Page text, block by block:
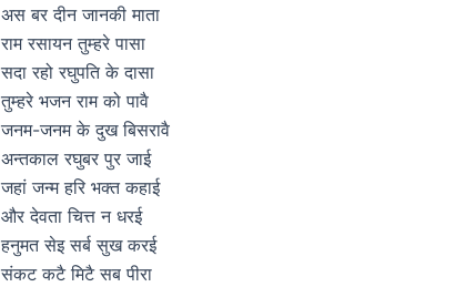
अस बर दीन जानकी माता
राम रसायन तुम्हरे पासा
सदा रहो रघुपति के दासा
तुम्हरे भजन राम को पावै
जनम-जनम के दुख बिसरावै
अन्तकाल रघुबर पुर जाई
जहां जन्म हरि भक्त कहाई
और देवता चित्त न धरई
हनुमत सेइ सर्ब सुख करई
संकट कटै मिटै सब पीरा